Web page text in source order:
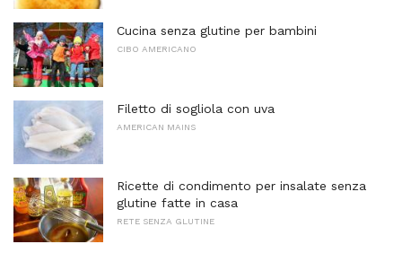
Cucina senza glutine per bambini
CIBO AMERICANO
Filetto di sogliola con uva
AMERICAN MAINS
Ricette di condimento per insalate senza
glutine fatte in casa
RETE SENZA GLUTINE